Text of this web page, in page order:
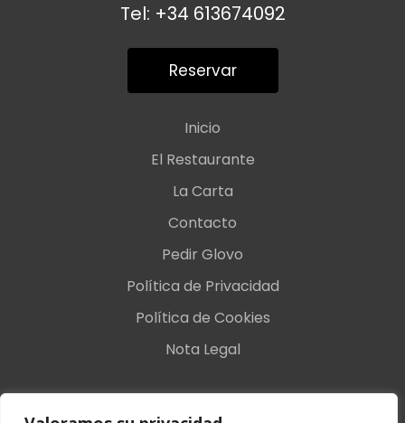
Tel: +34 613674092
Reservar
Inicio
El Restaurante
La Carta
Contacto
Pedir Glovo
Política de Privacidad
Política de Cookies
Nota Legal